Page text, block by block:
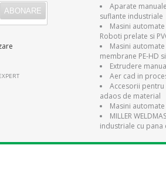
Aparate
suflante industriale
Masini
Roboti prelate si
Masini
membrane PE-HD
Extrudere
Aer cad in
Accesorii pentru
adaos de material
Masini
MILLER
industriale cu pana